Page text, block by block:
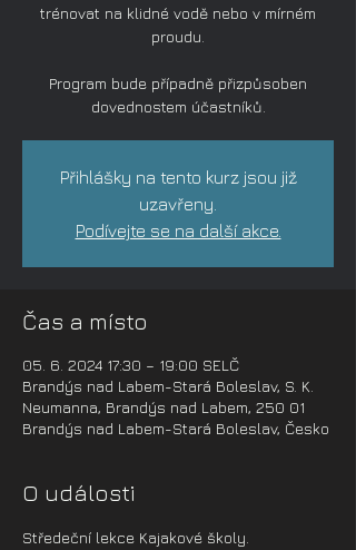
trénovat na klidné vodě nebo v mírném
proudu.
Program bude případně přizpůsoben
dovednostem účastníků.
Přihlášky na tento kurz jsou již
uzavřeny.
Podívejte se na další akce.
Čas a místo
05. 6. 2024 17:30 – 19:00 SELČ
Brandýs nad Labem-Stará Boleslav, S. K.
Neumanna, Brandýs nad Labem, 250 01
Brandýs nad Labem-Stará Boleslav, Česko
O události
Středeční lekce Kajakové školy.